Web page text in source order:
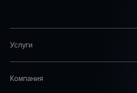
Услуги
Компания